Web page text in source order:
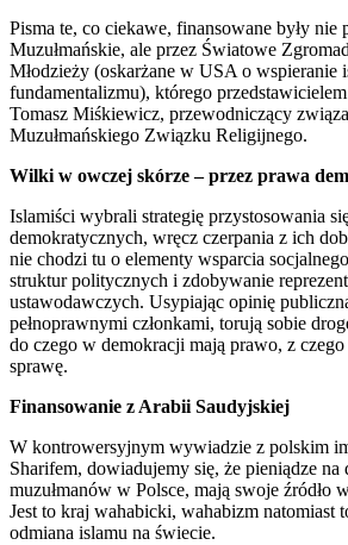
Pisma te, co ciekawe, finansowane były nie
Muzułmańskie, ale przez Światowe
Młodzieży (oskarżane w USA o wspieranie
fundamentalizmu), którego
Tomasz Miśkiewicz, przewodniczący
Muzułmańskiego Związku Religijnego.
Wilki w owczej skórze – przez prawa
Islamiści wybrali strategię przystosowania
demokratycznych, wręcz czerpania z ich
nie chodzi tu o elementy wsparcia
struktur politycznych i zdobywanie
ustawodawczych. Usypiając opinię
pełnoprawnymi członkami, torują sobie
do czego w demokracji mają prawo, z
sprawę.
Finansowanie z Arabii Saudyjskiej
W kontrowersyjnym wywiadzie z polskim
Sharifem, dowiadujemy się, że pieniądze na
muzułmanów w Polsce, mają swoje źródło
Jest to kraj wahabicki, wahabizm natomiast
odmiana islamu na świecie.